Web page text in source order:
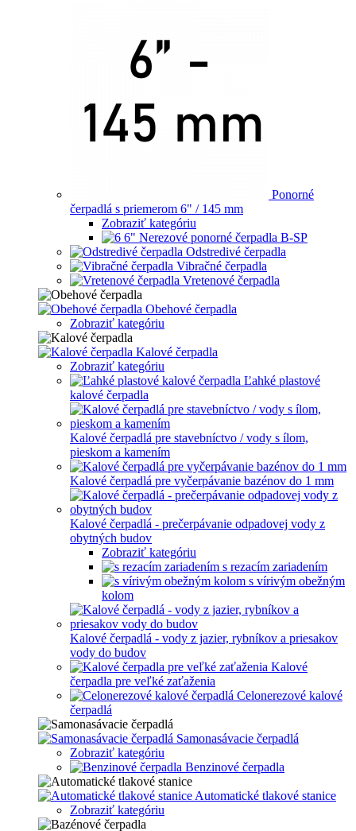
Ponorné
čerpadlá s priemerom 6" / 145 mm
Zobraziť kategóriu
6" Nerezové ponorné čerpadla B-SP
Odstredivé čerpadla
Vibračné čerpadla
Vretenové čerpadla
Obehové čerpadla
Zobraziť kategóriu
Kalové čerpadla
Zobraziť kategóriu
Ľahké plastové
kalové čerpadla
Kalové čerpadlá pre stavebníctvo / vody s ílom,
pieskom a kamením
Kalové čerpadlá pre vyčerpávanie bazénov do 1 mm
Kalové čerpadlá - prečerpávanie odpadovej vody z
obytných budov
Zobraziť kategóriu
s rezacím zariadením
s vírivým obežným
kolom
Kalové čerpadlá - vody z jazier, rybníkov a priesakov
vody do budov
Kalové
čerpadla pre veľké zaťaženia
Celonerezové kalové
čerpadlá
Samonasávacie čerpadlá
Zobraziť kategóriu
Benzinové čerpadla
Automatické tlakové stanice
Zobraziť kategóriu